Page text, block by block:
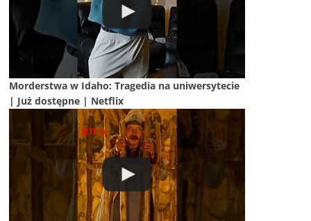
Morderstwa w Idaho: Tragedia na uniwersytecie
| Już dostępne | Netflix